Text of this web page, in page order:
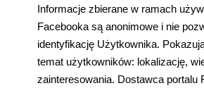
Informacje zbierane w ramach uż
Facebooka sąanonimowe i nie
identyfikację Użytkownika. Pokazuj
temat użytkowników: lokalizację,
zainteresowania. Dostawca portalu